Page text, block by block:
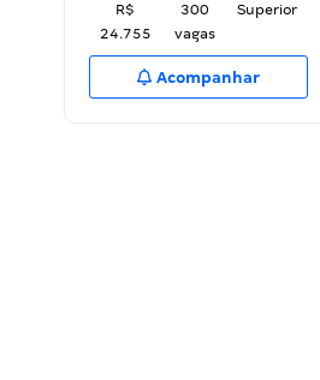
R$
24.755
300
vagas
Superior
Acompanhar